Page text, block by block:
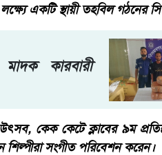
একটি স্থায়ী তহবিল গঠনের
কারবারী
কেক কেটে ক্লাবের ৯ম
শিল্পীরা সংগীত পরিবেশন করেন।